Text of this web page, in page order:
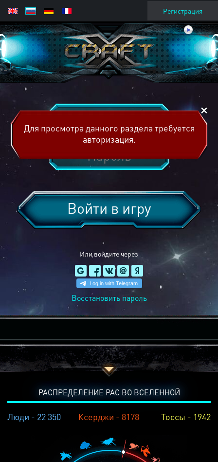
Регистрация
Или войдите через
Войти в игру
Восстановить пароль
Для просмотра данного раздела требуется
авторизация.
РАСПРЕДЕЛЕНИЕ РАС ВО ВСЕЛЕННОЙ
Люди - 22 350 Ксерджи - 8178 Тоссы - 1942